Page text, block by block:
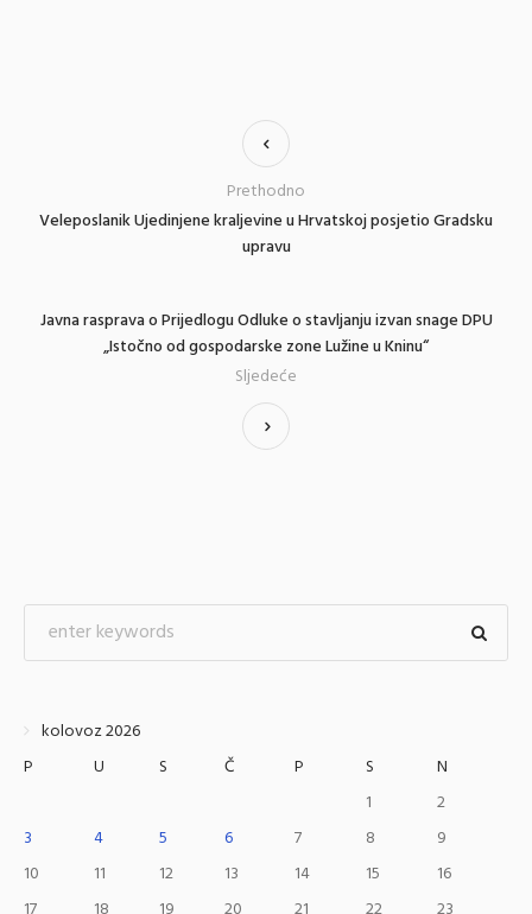
Veleposlanik Ujedinjene kraljevine u Hrvatskoj posjetio Gradsku
upravu
Prethodno
Javna rasprava o Prijedlogu Odluke o stavljanju izvan snage DPU
„Istočno od gospodarske zone Lužine u Kninu“
Sljedeće
kolovoz 2026
P
U S Č P S
N
1
2
3
4 5 6 7 8
9
10
11 12 13 14 15
16